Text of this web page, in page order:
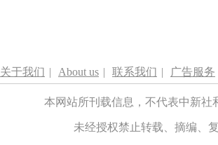
关于我们 | About us | 联系我们 | 广告服务
本网站所刊载信息，不代表中新
未经授权禁止转载、摘编、